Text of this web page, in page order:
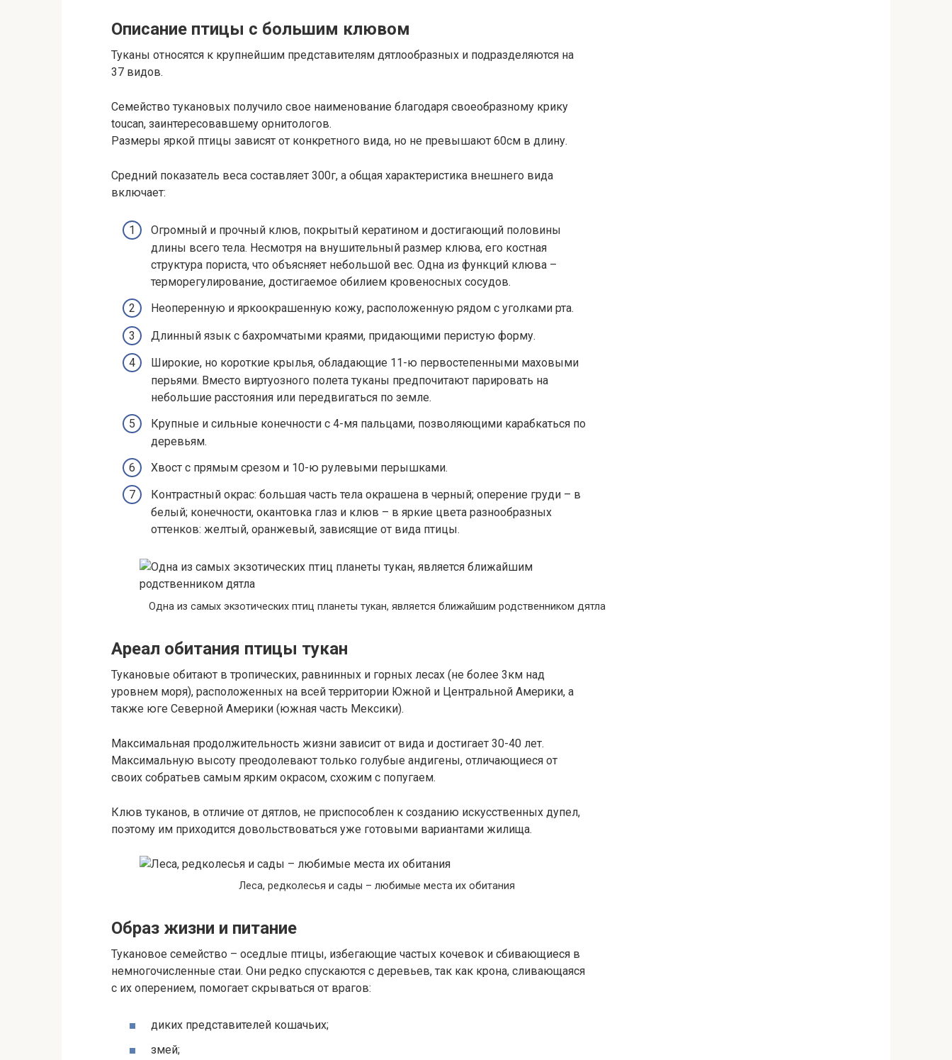
Описание птицы с большим клювом
Туканы относятся к крупнейшим представителям дятлообразных и подразделяются на
37 видов.
Семейство тукановых получило свое наименование благодаря своеобразному крику
toucan, заинтересовавшему орнитологов.
Размеры яркой птицы зависят от конкретного вида, но не превышают 60см в длину.
Средний показатель веса составляет 300г, а общая характеристика внешнего вида
включает:
Огромный и прочный клюв, покрытый кератином и достигающий половины
длины всего тела. Несмотря на внушительный размер клюва, его костная
структура пориста, что объясняет небольшой вес. Одна из функций клюва –
терморегулирование, достигаемое обилием кровеносных сосудов.
Неоперенную и яркоокрашенную кожу, расположенную рядом с уголками рта.
Длинный язык с бахромчатыми краями, придающими перистую форму.
Широкие, но короткие крылья, обладающие 11-ю первостепенными маховыми
перьями. Вместо виртуозного полета туканы предпочитают парировать на
небольшие расстояния или передвигаться по земле.
Крупные и сильные конечности с 4-мя пальцами, позволяющими карабкаться по
деревьям.
Хвост с прямым срезом и 10-ю рулевыми перышками.
Контрастный окрас: большая часть тела окрашена в черный; оперение груди – в
белый; конечности, окантовка глаз и клюв – в яркие цвета разнообразных
оттенков: желтый, оранжевый, зависящие от вида птицы.
Одна из самых экзотических птиц планеты тукан, является ближайшим родственником дятла
Ареал обитания птицы тукан
Тукановые обитают в тропических, равнинных и горных лесах (не более 3км над
уровнем моря), расположенных на всей территории Южной и Центральной Америки, а
также юге Северной Америки (южная часть Мексики).
Максимальная продолжительность жизни зависит от вида и достигает 30-40 лет.
Максимальную высоту преодолевают только голубые андигены, отличающиеся от
своих собратьев самым ярким окрасом, схожим с попугаем.
Клюв туканов, в отличие от дятлов, не приспособлен к созданию искусственных дупел,
поэтому им приходится довольствоваться уже готовыми вариантами жилища.
Леса, редколесья и сады – любимые места их обитания
Образ жизни и питание
Тукановое семейство – оседлые птицы, избегающие частых кочевок и сбивающиеся в
немногочисленные стаи. Они редко спускаются с деревьев, так как крона, сливающаяся
с их оперением, помогает скрываться от врагов:
диких представителей кошачьих;
змей;